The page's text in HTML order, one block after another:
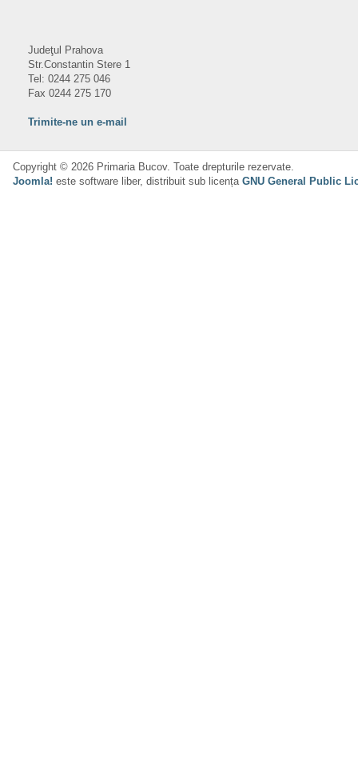
Judeţul Prahova
Str.Constantin Stere 1
Tel: 0244 275 046
Fax 0244 275 170
Trimite-ne un e-mail
Copyright © 2026 Primaria Bucov. Toate drepturile rezervate.
Joomla! este software liber, distribuit sub licența GNU General Public